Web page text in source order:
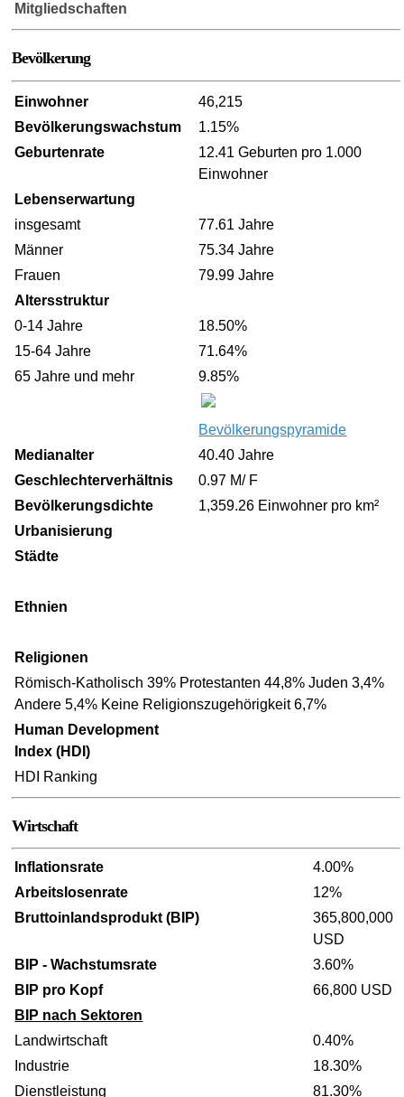
Mitgliedschaften
Bevölkerung
Einwohner
46,215
Bevölkerungswachstum
1.15%
Geburtenrate
12.41 Geburten pro 1.000
Einwohner
Lebenserwartung
insgesamt
77.61 Jahre
Männer
75.34 Jahre
Frauen
79.99 Jahre
Altersstruktur
0-14 Jahre
18.50%
15-64 Jahre
71.64%
65 Jahre und mehr
9.85%
Bevölkerungspyramide
Medianalter
40.40 Jahre
Geschlechterverhältnis
0.97 M/ F
Bevölkerungsdichte
1,359.26 Einwohner pro km²
Urbanisierung
Städte
Ethnien
Religionen
Römisch-Katholisch 39% Protestanten 44,8% Juden 3,4%
Andere 5,4% Keine Religionszugehörigkeit 6,7%
Human Development
Index (HDI)
HDI Ranking
Wirtschaft
Inflationsrate
4.00%
Arbeitslosenrate
12%
Bruttoinlandsprodukt (BIP)
365,800,000
USD
BIP - Wachstumsrate
3.60%
BIP pro Kopf
66,800 USD
BIP nach Sektoren
Landwirtschaft
0.40%
Industrie
18.30%
Dienstleistung
81.30%